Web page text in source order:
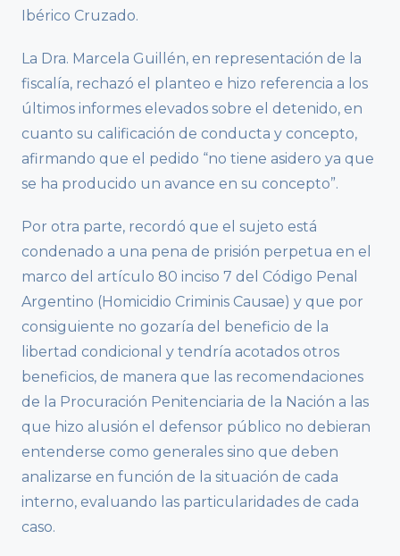
Ibérico Cruzado.
La Dra. Marcela Guillén, en representación de la
fiscalía, rechazó el planteo e hizo referencia a los
últimos informes elevados sobre el detenido, en
cuanto su calificación de conducta y concepto,
afirmando que el pedido “no tiene asidero ya que
se ha producido un avance en su concepto”.
Por otra parte, recordó que el sujeto está
condenado a una pena de prisión perpetua en el
marco del artículo 80 inciso 7 del Código Penal
Argentino (Homicidio Criminis Causae) y que por
consiguiente no gozaría del beneficio de la
libertad condicional y tendría acotados otros
beneficios, de manera que las recomendaciones
de la Procuración Penitenciaria de la Nación a las
que hizo alusión el defensor público no debieran
entenderse como generales sino que deben
analizarse en función de la situación de cada
interno, evaluando las particularidades de cada
caso.